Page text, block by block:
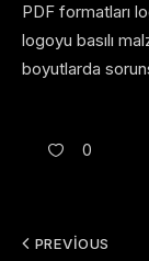
PDF formatları
logoyu basılı
boyutlarda
0
PREVIOUS